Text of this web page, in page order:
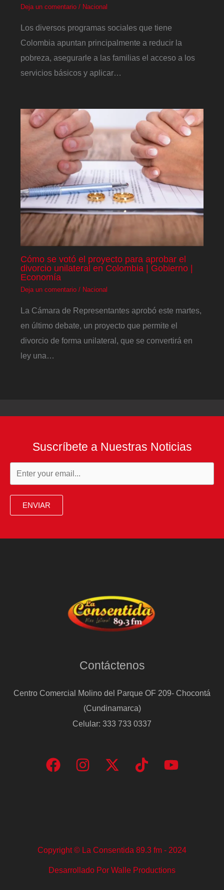
Deja un comentario / Nacional
Los diversos programas sociales que tiene
Colombia apuntan principalmente a reducir la
pobreza, asegurarle a las familias el acceso a los
servicios básicos y aplicar…
Cómo se votó el proyecto para aprobar el
divorcio unilateral en Colombia | Gobierno |
Economía
Deja un comentario / Nacional
La Cámara de Representantes aprobó este martes,
en último debate, un proyecto que permite el
divorcio de forma unilateral, que se convertirá en
ley una…
Suscríbete a Nuestras Noticias
ENVIAR
Contáctenos
Centro Comercial Molino del Parque OF 209- Chocontá
(Cundinamarca)
Celular: 333 733 0337
Copyright © La Consentida 89.3 fm - 2024
Desarrollado Por Walle Productions